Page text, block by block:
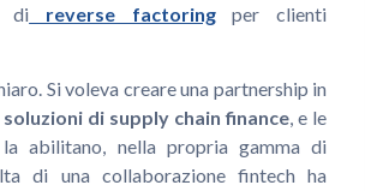
di reverse factoringper clienti
Si voleva creare una partnership in
di supply chain finance, e le
abilitano, nella propria gamma di
di una collaborazione fintech ha